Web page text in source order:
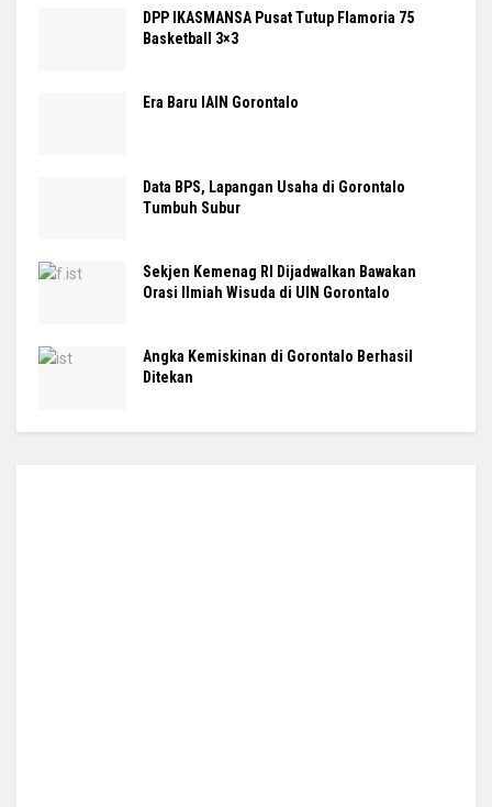
DPP IKASMANSA Pusat Tutup Flamoria 75
Basketball 3×3
Era Baru IAIN Gorontalo
Data BPS, Lapangan Usaha di Gorontalo
Tumbuh Subur
Sekjen Kemenag RI Dijadwalkan Bawakan
Orasi Ilmiah Wisuda di UIN Gorontalo
Angka Kemiskinan di Gorontalo Berhasil
Ditekan